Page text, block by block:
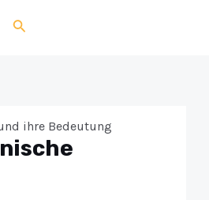
Search
ihre Bedeutung